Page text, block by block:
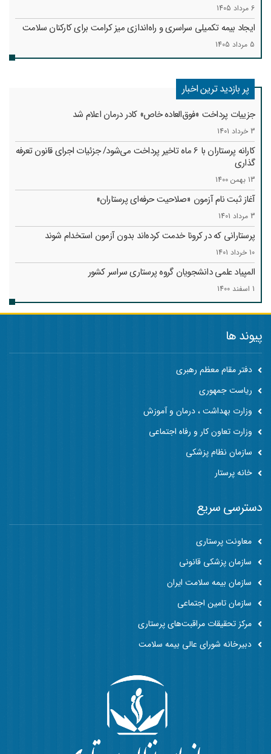
6 مرداد 1405
ایجاد بیمه تکمیلی سراسری و راه‌اندازی میز کرامت برای کارکنان سلامت
5 مرداد 1405
پر بازدید ترین اخبار
جزییات پرداخت «فوق‌العاده خاص» کادر درمان اعلام شد
3 خرداد 1401
کارانه‌ پرستاران با 6 ماه تاخیر پرداخت می‌شود/ جزئیات اجرای قانون تعرفه
گذاری
13 بهمن 1400
آغاز ثبت نام آزمون «صلاحیت حرفه‌ای پرستاران»
3 مرداد 1401
پرستارانی که در کرونا خدمت کرد‌ه‌اند بدون آزمون استخدام شوند
10 خرداد 1401
المپیاد علمی دانشجویان گروه پرستاری سراسر کشور
1 اسفند 1400
پیوند ها
دفتر مقام معظم رهبری
ریاست جمهوری
وزارت بهداشت ، درمان و آموزش
وزارت تعاون کار و رفاه اجتماعی
سازمان نظام پزشکی
خانه پرستار
دسترسی سریع
معاونت پرستاری
سازمان پزشکی قانونی
سازمان بیمه سلامت ایران
سازمان تامین اجتماعی
مرکز تحقیقات مراقبت‌های پرستاری
دبیرخانه شورای عالی بیمه سلامت